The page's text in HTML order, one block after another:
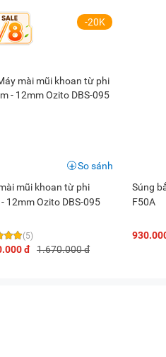
-20K
mũi khoan từ phi
12mm Ozito DBS-095
(5)
đ 1.670.000 đ
So sánh
Súng
F50A